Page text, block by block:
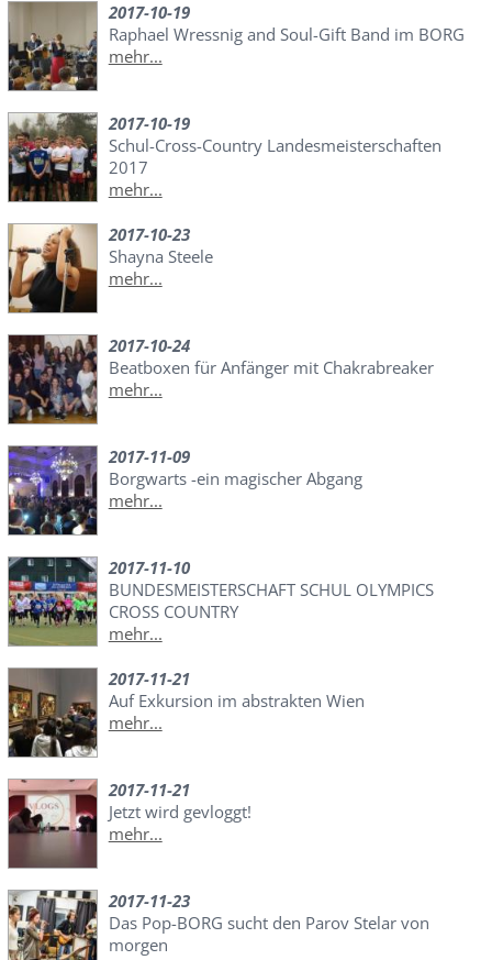
2017-10-19
Raphael Wressnig and Soul-Gift Band im BORG
mehr...
2017-10-19
Schul-Cross-Country Landesmeisterschaften
2017
mehr...
2017-10-23
Shayna Steele
mehr...
2017-10-24
Beatboxen für Anfänger mit Chakrabreaker
mehr...
2017-11-09
Borgwarts -ein magischer Abgang
mehr...
2017-11-10
BUNDESMEISTERSCHAFT SCHUL OLYMPICS
CROSS COUNTRY
mehr...
2017-11-21
Auf Exkursion im abstrakten Wien
mehr...
2017-11-21
Jetzt wird gevloggt!
mehr...
2017-11-23
Das Pop-BORG sucht den Parov Stelar von
morgen